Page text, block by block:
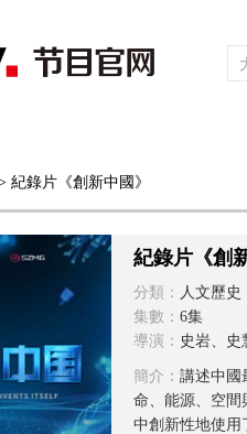
經 綜藝 中文國際
紀錄片《創新中國》
紀錄片《創
分類： 人文歷史
集數： 6集
導演： 史岩、史
簡介： 講述中國
命、能源、空間
中創新性地使用